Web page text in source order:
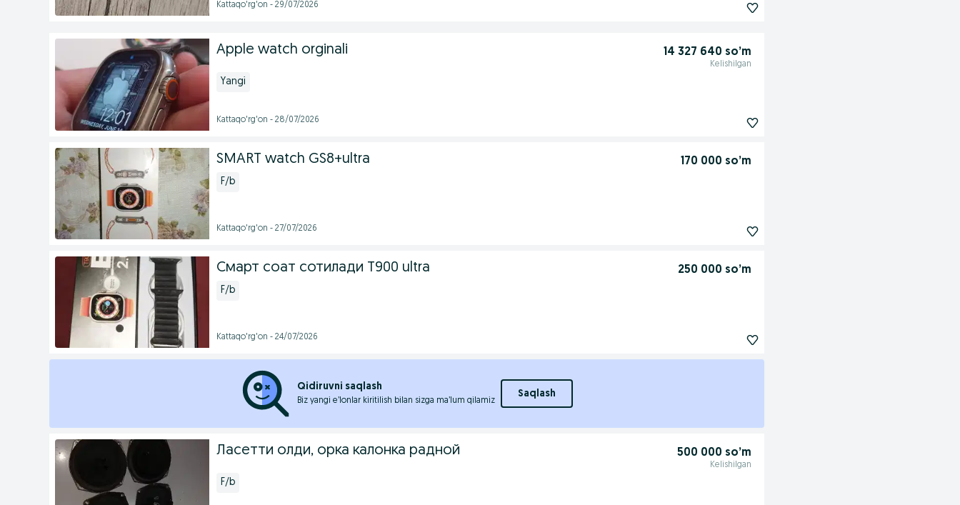
Kattaqo'rg'on - 29/07/2026
Apple watch orginali 14 327 640 so’m
Kelishilgan
Yangi
Kattaqo'rg'on - 28/07/2026
SMART watch GS8+ultra 170 000 so’m
F/b
Kattaqo'rg'on - 27/07/2026
Смарт соат сотилади Т900 ultra 250 000 so’m
F/b
Kattaqo'rg'on - 24/07/2026
Qidiruvni saqlash
Biz yangi e’lonlar kiritilish bilan sizga ma’lum qilamiz
Saqlash
Ласетти олди, орка калонка радной 500 000 so’m
Kelishilgan
F/b